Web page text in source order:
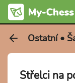
Ostatní •
Střelci na